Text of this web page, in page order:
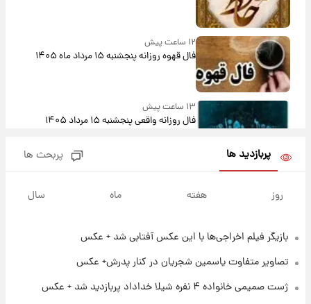
۱۲ ساعت پیش
فال قهوه روزانه پنجشنبه ۱۵ مرداد ماه ۱۴۰۵
۱۳ ساعت پیش
فال روزانه واقعی پنجشنبه ۱۵ مرداد ۱۴۰۵
+ جدول
۱ روز پیش
نام خودرو، مبلغ پیش پرداخت و زمان تحویل |
سود مشارکت چند درصد است؟
پربازدید ها پربحث ها
روز هفته ماه سال
بازیگر فیلم اخراجی‌ها با این عکس آفتابی شد + عکس
تصاویر متفاوت یاسمین شجریان در کنار پدرش+ عکس
ژست صمیمی خانواده ۴ نفره شیلا خداداد پربازدید شد + عکس